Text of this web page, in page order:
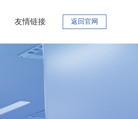
友情链接 返回官网